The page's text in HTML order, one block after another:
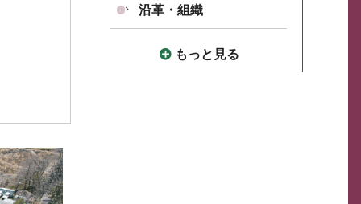
沿革・組織
もっと見る